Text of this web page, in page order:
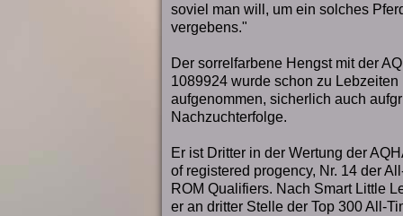
soviel man will, um ein solches
vergebens."
Der sorrelfarbene Hengst mit der
1089924 wurde schon zu
aufgenommen, sicherlich auch
Nachzuchterfolge.
Er ist Dritter in der Wertung der
of registered progency, Nr. 14 der
ROM Qualifiers. Nach Smart Little
er an dritter Stelle der Top 300 All-